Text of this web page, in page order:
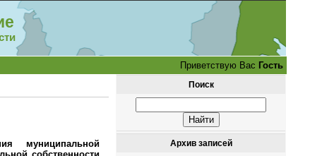
Приветствую Вас Гость
муниципальной
Поиск
Архив записей